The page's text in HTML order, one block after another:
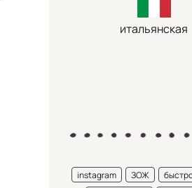
итальянская
instagram ЗОЖ